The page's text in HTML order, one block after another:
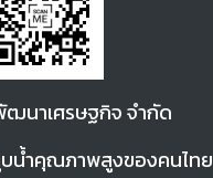
ฒนาเศรษฐกิจ จำกัด
น้ำคุณภาพสูงของคนไทย